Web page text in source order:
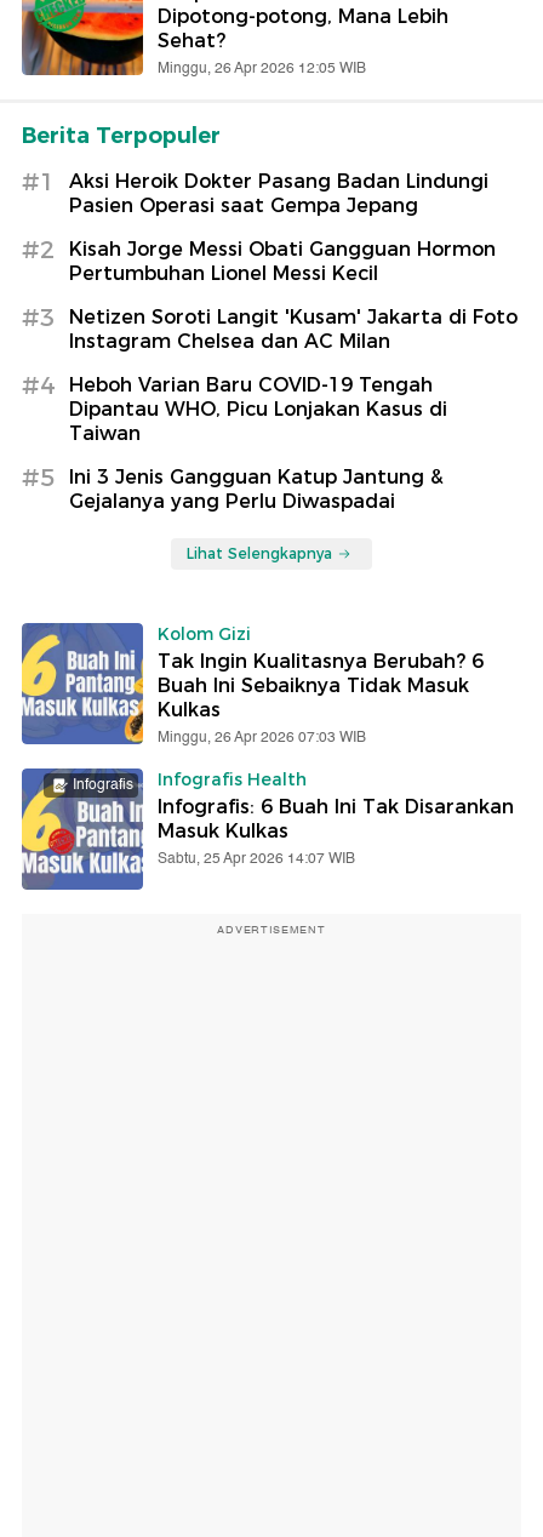
Dipotong-potong, Mana Lebih
Sehat?
Minggu, 26 Apr 2026 12:05 WIB
Berita Terpopuler
#1
Aksi Heroik Dokter Pasang Badan Lindungi
Pasien Operasi saat Gempa Jepang
#2
Kisah Jorge Messi Obati Gangguan Hormon
Pertumbuhan Lionel Messi Kecil
#3
Netizen Soroti Langit 'Kusam' Jakarta di Foto
Instagram Chelsea dan AC Milan
#4
Heboh Varian Baru COVID-19 Tengah
Dipantau WHO, Picu Lonjakan Kasus di
Taiwan
#5
Ini 3 Jenis Gangguan Katup Jantung &
Gejalanya yang Perlu Diwaspadai
Lihat Selengkapnya
Kolom Gizi
Tak Ingin Kualitasnya Berubah? 6
Buah Ini Sebaiknya Tidak Masuk
Kulkas
Minggu, 26 Apr 2026 07:03 WIB
Infografis Infografis Health
Infografis: 6 Buah Ini Tak Disarankan
Masuk Kulkas
Sabtu, 25 Apr 2026 14:07 WIB
ADVERTISEMENT